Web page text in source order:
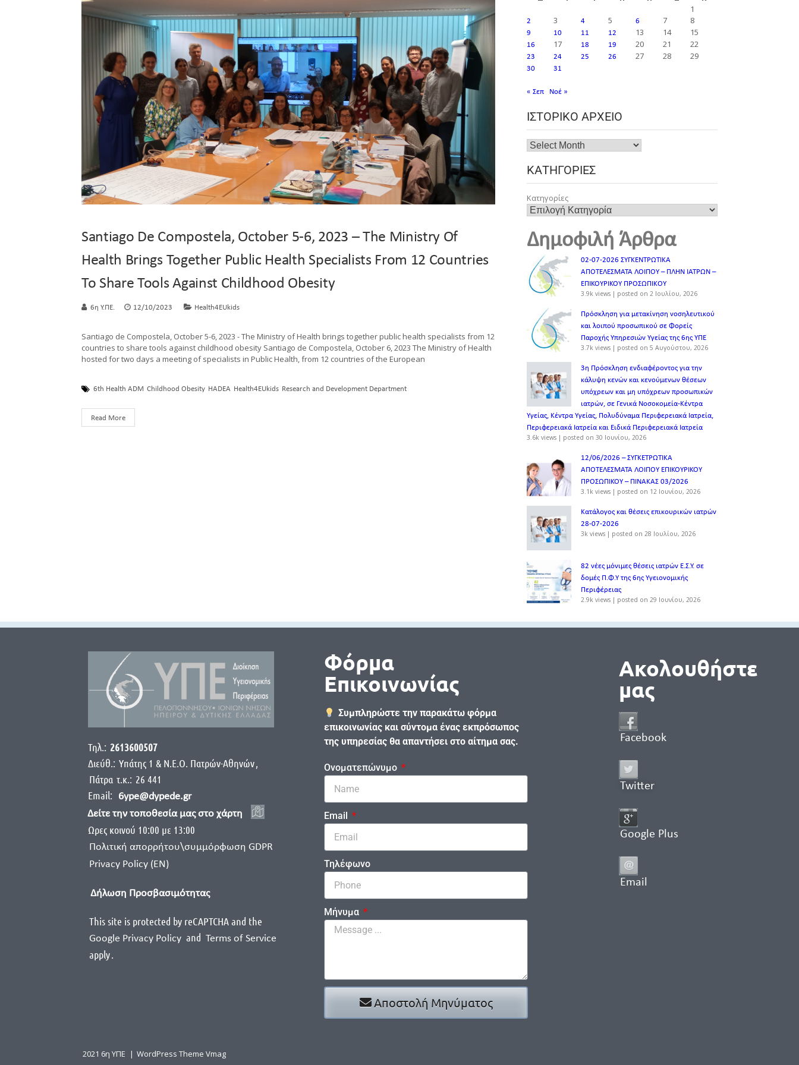
Santiago De Compostela, October 5-6, 2023 – The Ministry Of
Health Brings Together Public Health Specialists From 12 Countries
To Share Tools Against Childhood Obesity
6η Υ.ΠΕ. 12/10/2023 Health4EUkids
Santiago de Compostela, October 5-6, 2023 - The Ministry of Health brings together public health specialists from 12
countries to share tools against childhood obesity Santiago de Compostela, October 6, 2023 The Ministry of Health
hosted for two days a meeting of specialists in Public Health, from 12 countries of the European
6th Health ADM Childhood Obesity HADEA Health4EUkids Research and Development Department
Read More
1
2 3 4 5 6 7 8
9 10 11 12 13 14 15
16 17 18 19 20 21 22
23 24 25 26 27 28 29
30 31
« Σεπ Νοέ »
ΙΣΤΟΡΙΚΌ ΑΡΧΕΊΟ
ΚΑΤΗΓΟΡΊΕΣ
Κατηγορίες
Δημοφιλή Άρθρα
02-07-2026 ΣΥΓΚΕΝΤΡΩΤΙΚΑ
ΑΠΟΤΕΛΕΣΜΑΤΑ ΛΟΙΠΟΥ – ΠΛΗΝ ΙΑΤΡΩΝ –
ΕΠΙΚΟΥΡΙΚΟΥ ΠΡΟΣΩΠΙΚOY
3.9k views | posted on 2 Ιουλίου, 2026
Πρόσκληση για μετακίνηση νοσηλευτικού
και λοιπού προσωπικού σε Φορείς
Παροχής Υπηρεσιών Υγείας της 6ης ΥΠΕ
3.7k views | posted on 5 Αυγούστου, 2026
3η Πρόσκληση ενδιαφέροντος για την
κάλυψη κενών και κενούμενων θέσεων
υπόχρεων και μη υπόχρεων προσωπικών
ιατρών, σε Γενικά Νοσοκομεία-Κέντρα
Υγείας, Κέντρα Υγείας, Πολυδύναμα Περιφερειακά Ιατρεία,
Περιφερειακά Ιατρεία και Ειδικά Περιφερειακά Ιατρεία
3.6k views | posted on 30 Ιουνίου, 2026
12/06/2026 – ΣΥΓΚΕΤΡΩΤΙΚΑ
ΑΠΟΤΕΛΕΣΜΑΤΑ ΛΟΙΠΟΥ ΕΠΙΚΟΥΡΙΚΟΥ
ΠΡΟΣΩΠΙΚΟΥ – ΠΙΝΑΚΑΣ 03/2026
3.1k views | posted on 12 Ιουνίου, 2026
Κατάλογος και θέσεις επικουρικών ιατρών
28-07-2026
3k views | posted on 28 Ιουλίου, 2026
82 νέες μόνιμες θέσεις ιατρών Ε.Σ.Υ. σε
δομές Π.Φ.Υ της 6ης Υγειονομικής
Περιφέρειας
2.9k views | posted on 29 Ιουνίου, 2026
Τηλ.: 2613600507
Διεύθ.: Yπάτης 1 & Ν.Ε.Ο. Πατρών-Αθηνών,
Πάτρα τ.κ.: 26 441
Email:
6ype@dypede.gr
Δείτε την τοποθεσία μας στο χάρτη
Ωρες κοινού 10:00 με 13:00
Πολιτική απορρήτου\συμμόρφωση GDPR
Privacy Policy (EN)
Δήλωση Προσβασιμότητας
This site is protected by reCAPTCHA and the
Google Privacy Policy and Terms of Service
apply.
Φόρμα
Επικοινωνίας
Συμπληρώστε την παρακάτω φόρμα
επικοινωνίας και σύντομα ένας εκπρόσωπος
της υπηρεσίας θα απαντήσει στο αίτημα σας.
Ονοματεπώνυμο
Email
Τηλέφωνο
Μήνυμα
Αποστολή Μηνύματος
Ακολουθήστε
μας
Facebook
Twitter
Google Plus
Email
2021 6η ΥΠΕ | WordPress Theme Vmag